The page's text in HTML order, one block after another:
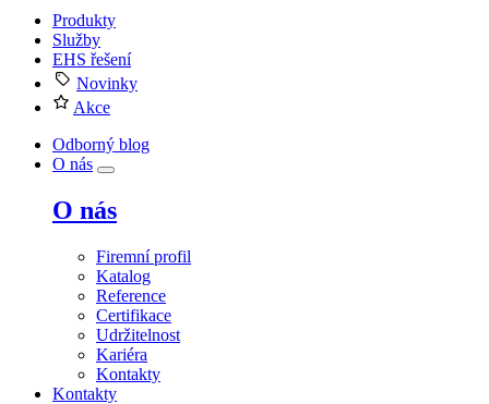
Produkty
Služby
EHS řešení
Novinky
Akce
Odborný blog
O nás
O nás
Firemní profil
Katalog
Reference
Certifikace
Udržitelnost
Kariéra
Kontakty
Kontakty